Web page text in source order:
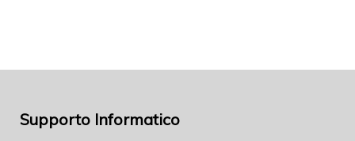
Supporto Informatico